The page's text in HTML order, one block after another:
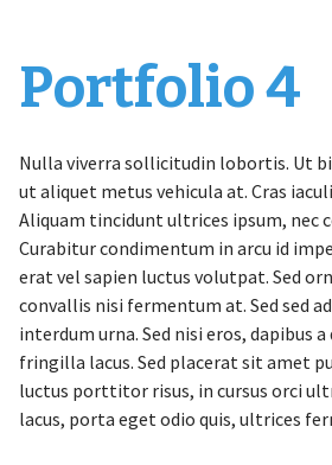
Portfolio 4
Nulla viverra sollicitudin lobortis. Ut
ut aliquet metus vehicula at. Cras
Aliquam tincidunt ultrices ipsum, nec
Curabitur condimentum in arcu id
erat vel sapien luctus volutpat. Sed
convallis nisi fermentum at. Sed sed
interdum urna. Sed nisi eros, dapibus
fringilla lacus. Sed placerat sit amet
luctus porttitor risus, in cursus orci
lacus, porta eget odio quis, ultrices